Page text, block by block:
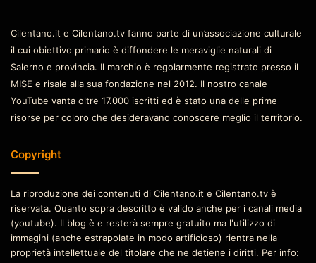
Cilentano.it e Cilentano.tv fanno parte di un’associazione culturale
il cui obiettivo primario è diffondere le meraviglie naturali di
Salerno e provincia. Il marchio è regolarmente registrato presso il
MISE e risale alla sua fondazione nel 2012. Il nostro canale
YouTube vanta oltre 17.000 iscritti ed è stato una delle prime
risorse per coloro che desideravano conoscere meglio il territorio.
Copyright
La riproduzione dei contenuti di Cilentano.it e Cilentano.tv è
riservata. Quanto sopra descritto è valido anche per i canali media
(youtube). Il blog è e resterà sempre gratuito ma l'utilizzo di
immagini (anche estrapolate in modo artificioso) rientra nella
proprietà intellettuale del titolare che ne detiene i diritti. Per info: